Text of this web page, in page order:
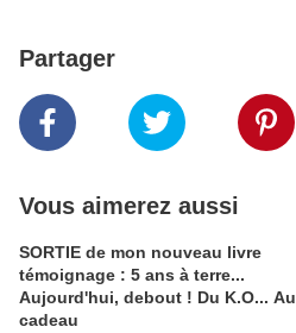
Partager
Vous aimerez aussi
SORTIE de mon nouveau livre
témoignage : 5 ans à terre...
Aujourd'hui, debout ! Du K.O... Au
cadeau